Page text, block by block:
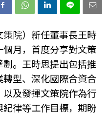
院）新任董事長王時
月，首度分享對文策
。王時思提出包括推
型、深化國際合資合
及發揮文策院作為行
律等工作目標，期盼